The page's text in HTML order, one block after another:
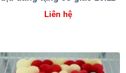
Liên hệ